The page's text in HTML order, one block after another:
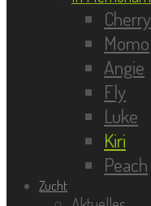
Cherry
Momo
Angie
Fly
Luke
Kiri
Peach
Zucht